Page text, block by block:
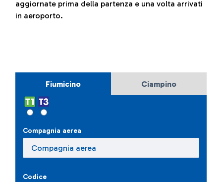
aggiornate prima della partenza e una volta arrivati
in aeroporto.
Fiumicino Ciampino
Compagnia aerea
Codice